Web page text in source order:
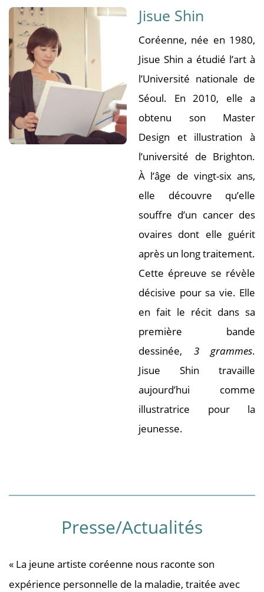
Jisue Shin
Coréenne, née en 1980,
Jisue Shin a étudié l’art à
l’Université nationale de
Séoul. En 2010, elle a
obtenu son Master
Design et illustration à
l’université de Brighton.
À l’âge de vingt-six ans,
elle découvre qu’elle
souffre d’un cancer des
ovaires dont elle guérit
après un long traitement.
Cette épreuve se révèle
décisive pour sa vie. Elle
en fait le récit dans sa
première bande
dessinée, 3 grammes.
Jisue Shin travaille
aujourd’hui comme
illustratrice pour la
jeunesse.
Presse/Actualités
« La jeune artiste coréenne nous raconte son
expérience personnelle de la maladie, traitée avec